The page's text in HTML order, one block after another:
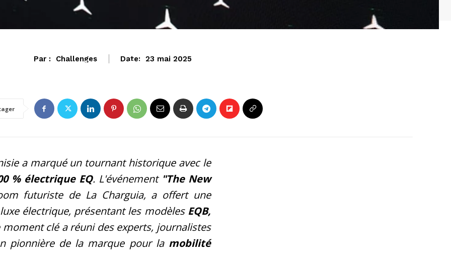
Par : Challenges Date: 23 mai 2025
AUTO-MOTO
a marqué un tournant historique avec le
% électrique EQ. L'événement "The New
futuriste de La Charguia, a offert une
électrique, présentant les modèles EQB,
moment clé a réuni des experts, journalistes
pionnière de la marque pour la mobilité